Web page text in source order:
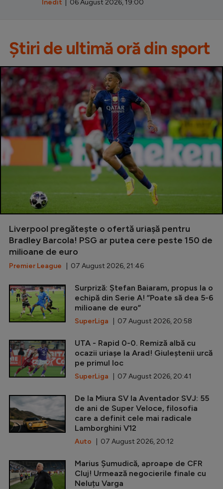
Inedit | 06 August 2026, 19:00
Știri de ultimă oră din sport
Liverpool pregătește o ofertă uriașă pentru
Bradley Barcola! PSG ar putea cere peste 150 de
milioane de euro
Premier League | 07 August 2026, 21:46
Surpriză: Ștefan Baiaram, propus la o
echipă din Serie A! ”Poate să dea 5-6
milioane de euro”
SuperLiga | 07 August 2026, 20:58
UTA - Rapid 0-0. Remiză albă cu
ocazii uriașe la Arad! Giuleștenii urcă
pe primul loc
SuperLiga | 07 August 2026, 20:41
De la Miura SV la Aventador SVJ: 55
de ani de Super Veloce, filosofia
care a definit cele mai radicale
Lamborghini V12
Auto | 07 August 2026, 20:12
Marius Șumudică, aproape de CFR
Cluj! Urmează negocierile finale cu
Neluțu Varga